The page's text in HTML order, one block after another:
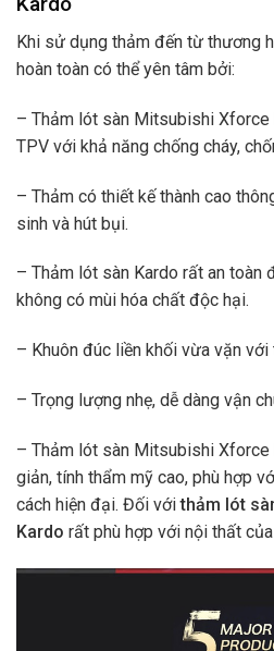
Khi sử dụng thảm đến từ thương
hoàn toàn có thể yên tâm bởi:
– Thảm lót sàn Mitsubishi
TPV với khả năng chống cháy,
– Thảm có thiết kế thành cao
sinh và hút bụi.
– Thảm lót sàn Kardo rất an toàn
không có mùi hóa chất độc hại.
– Khuôn đúc liền khối vừa vặn
– Trọng lượng nhẹ, dễ dàng vận
– Thảm lót sàn Mitsubishi Xforce
giản, tính thẩm mỹ cao, phù hợp
cách hiện đại. Đối vớithảm lót
Kardo rất phù hợp với nội thất